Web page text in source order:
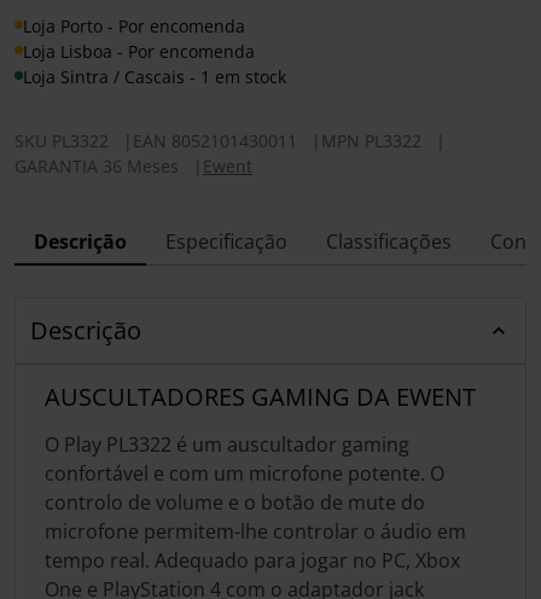
Loja Porto - Por encomenda
Loja Lisboa - Por encomenda
Loja Sintra / Cascais - 1 em stock
SKU PL3322 EAN 8052101430011 MPN PL3322
GARANTIA 36 Meses
Ewent
Descrição Especificação Classificações
Descrição
AUSCULTADORES GAMING DA EWENT
O Play PL3322 é um auscultador gaming
confortável e com um microfone potente. O
controlo de volume e o botão de mute do
microfone permitem-lhe controlar o áudio em
tempo real. Adequado para jogar no PC, Xbox
One e PlayStation 4 com o adaptador jack